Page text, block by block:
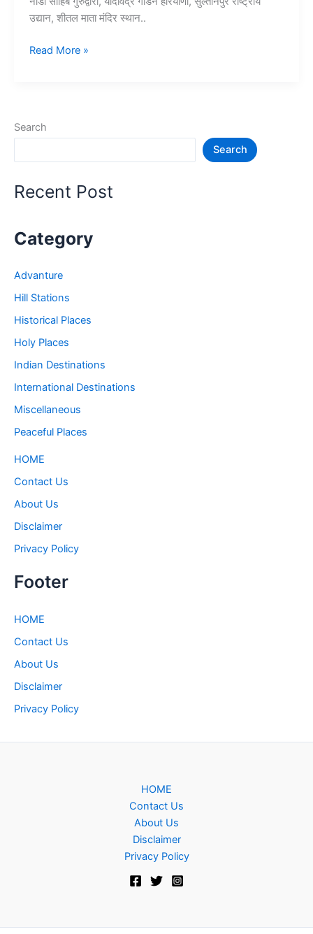
उद्यान, शीतल माता मंदिर स्थान..
हरियाणा
–
Read More »
Search
Search
Recent Post
Category
Advanture
Hill Stations
Historical Places
Holy Places
Indian Destinations
International Destinations
Miscellaneous
Peaceful Places
HOME
Contact Us
About Us
Disclaimer
Privacy Policy
Footer
HOME
Contact Us
About Us
Disclaimer
Privacy Policy
HOME
Contact Us
About Us
Disclaimer
Privacy Policy